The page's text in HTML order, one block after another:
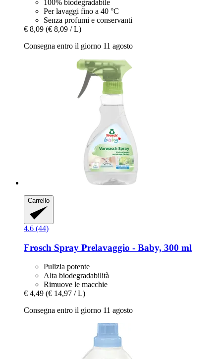
100% biodegradabile
Per lavaggi fino a 40 °C
Senza profumi e conservanti
€ 8,09 (€ 8,09 / L)
Consegna entro il giorno 11 agosto
Carrello
4.6 (44)
Frosch Spray Prelavaggio -​ Baby, 300 ml
Pulizia potente
Alta biodegradabilità
Rimuove le macchie
€ 4,49 (€ 14,97 / L)
Consegna entro il giorno 11 agosto